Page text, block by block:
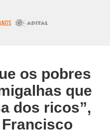
os pobres
que
dos ricos”,